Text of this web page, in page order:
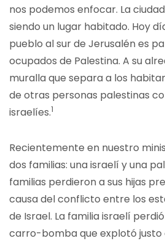
nos podemos enfocar. La
siendo un lugar habitado. Hoy
pueblo al sur de Jerusalén es
ocupados de Palestina. A su
muralla que separa a los
de otras personas palestinas
israelíes.1
Recientemente en nuestro
dos familias: una israelí y una
familias perdieron a sus hijas
causa del conflicto entre los
de Israel. La familia israelí
carro-bomba que explotó justo